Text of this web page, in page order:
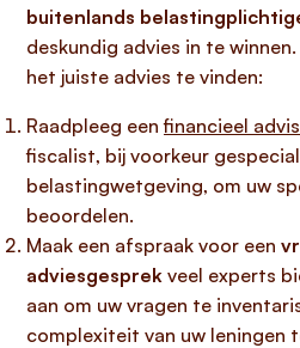
buitenlands
deskundig advies in te
het juiste advies te vinden:
Raadpleeg eenfinancieel
fiscalist, bij voorkeur
belastingwetgeving, om uw
beoordelen.
Maak een afspraak voor een
adviesgesprek veel experts
aan om uw vragen te
complexiteit van uw leningen